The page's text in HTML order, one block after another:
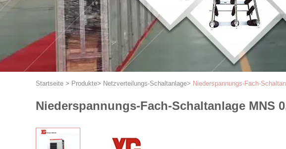
Startseite > Produkte> Netzverteilungs-Schaltanlage> Niederspannungs-Fach-
Niederspannungs-Fach-Schaltanlage MNS